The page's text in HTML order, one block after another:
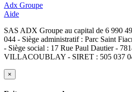
Adx Groupe
Aide
SAS ADX Groupe au capital de 6 990
044 - Siège administratif : Parc Saint
- Siège social : 17 Rue Paul Dautier -
VILLACOUBLAY - SIRET : 505 037
×